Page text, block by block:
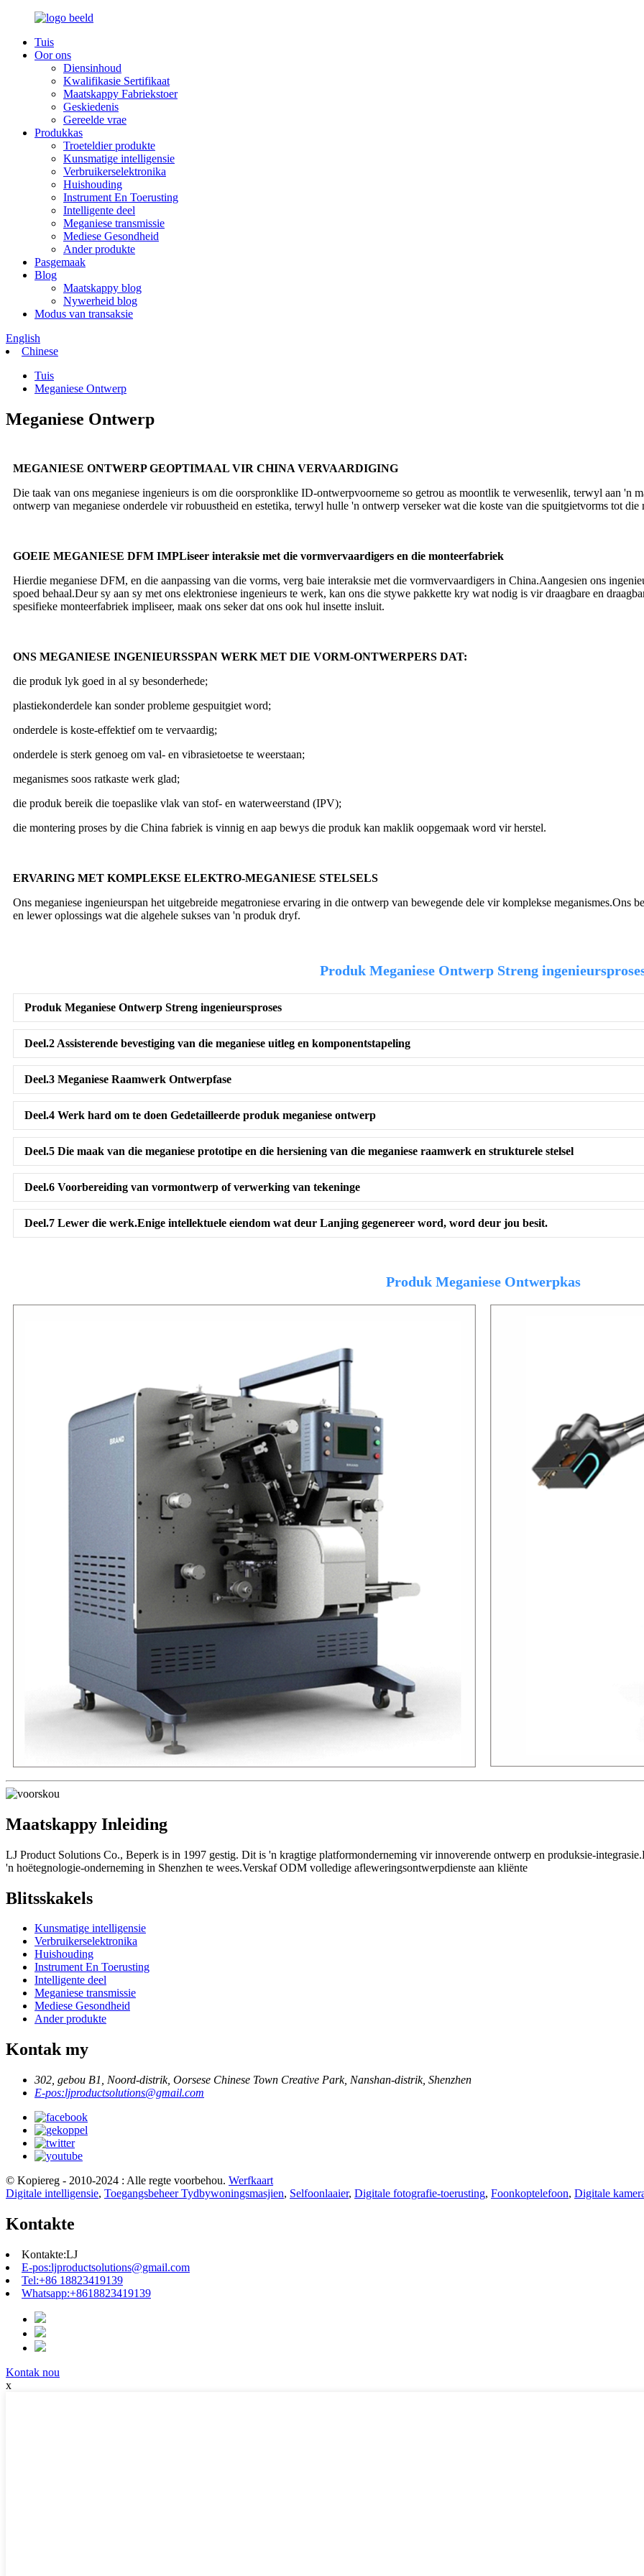
Tuis
Oor ons
Diensinhoud
Kwalifikasie Sertifikaat
Maatskappy Fabriekstoer
Geskiedenis
Gereelde vrae
Produkkas
Troeteldier produkte
Kunsmatige intelligensie
Verbruikerselektronika
Huishouding
Instrument En Toerusting
Intelligente deel
Meganiese transmissie
Mediese Gesondheid
Ander produkte
Pasgemaak
Blog
Maatskappy blog
Nywerheid blog
Modus van transaksie
English
Chinese
Tuis
Meganiese Ontwerp
Meganiese Ontwerp
MEGANIESE ONTWERP GEOPTIMAAL VIR CHINA VERVAARDIGING
Die taak van ons meganiese ingenieurs is om die oorspronklike ID-ontwerpvoorneme so getrou as moontlik te verwesenlik, terwyl aan 'n
ontwerp van meganiese onderdele vir robuustheid en estetika, terwyl hulle 'n ontwerp verseker wat die koste van die spuitgietvorms tot
GOEIE MEGANIESE DFM IMPLiseer interaksie met die vormvervaardigers en die monteerfabriek
Hierdie meganiese DFM, en die aanpassing van die vorms, verg baie interaksie met die vormvervaardigers in China.Aangesien ons
spoed behaal.Deur sy aan sy met ons elektroniese ingenieurs te werk, kan ons die stywe pakkette kry wat nodig is vir draagbare en
spesifieke monteerfabriek impliseer, maak ons ​​seker dat ons ook hul insette insluit.
ONS MEGANIESE INGENIEURSSPAN WERK MET DIE VORM-ONTWERPERS DAT:
die produk lyk goed in al sy besonderhede;
plastiekonderdele kan sonder probleme gespuitgiet word;
onderdele is koste-effektief om te vervaardig;
onderdele is sterk genoeg om val- en vibrasietoetse te weerstaan;
meganismes soos ratkaste werk glad;
die produk bereik die toepaslike vlak van stof- en waterweerstand (IPV);
die montering proses by die China fabriek is vinnig en aap bewys die produk kan maklik oopgemaak word vir herstel.
ERVARING MET KOMPLEKSE ELEKTRO-MEGANIESE STELSELS
Ons meganiese ingenieurspan het uitgebreide megatroniese ervaring in die ontwerp van bewegende dele vir komplekse meganismes.Ons
en lewer oplossings wat die algehele sukses van 'n produk dryf.
Produk Meganiese Ontwerp Streng
Produk Meganiese Ontwerp Streng ingenieursproses
Deel.2 Assisterende bevestiging van die meganiese uitleg en komponentstapeling
Deel.3 Meganiese Raamwerk Ontwerpfase
Deel.4 Werk hard om te doen Gedetailleerde produk meganiese ontwerp
Deel.5 Die maak van die meganiese prototipe en die hersiening van die meganiese raamwerk en strukturele stelsel
Deel.6 Voorbereiding van vormontwerp of verwerking van tekeninge
Deel.7 Lewer die werk.Enige intellektuele eiendom wat deur Lanjing gegenereer word, word deur jou besit.
Produk Meganiese Ontwerpkas
Maatskappy Inleiding
LJ Product Solutions Co., Beperk is in 1997 gestig. Dit is 'n kragtige platformonderneming vir innoverende ontwerp en produksie-
'n hoëtegnologie-onderneming in Shenzhen te wees.Verskaf ODM volledige afleweringsontwerpdienste aan kliënte
Blitsskakels
Kunsmatige intelligensie
Verbruikerselektronika
Huishouding
Instrument En Toerusting
Intelligente deel
Meganiese transmissie
Mediese Gesondheid
Ander produkte
Kontak my
302, gebou B1, Noord-distrik, Oorsese Chinese Town Creative Park, Nanshan-distrik, Shenzhen
E-pos:ljproductsolutions@gmail.com
© Kopiereg - 2010-2024 : Alle regte voorbehou. Werfkaart
Digitale intelligensie, Toegangsbeheer Tydbywoningsmasjien, Selfoonlaaier, Digitale fotografie-toerusting, Foonkoptelefoon, Digitale
Kontakte
Kontakte:LJ
E-pos:ljproductsolutions@gmail.com
Tel:+86 18823419139
Whatsapp:+8618823419139
Kontak nou
x